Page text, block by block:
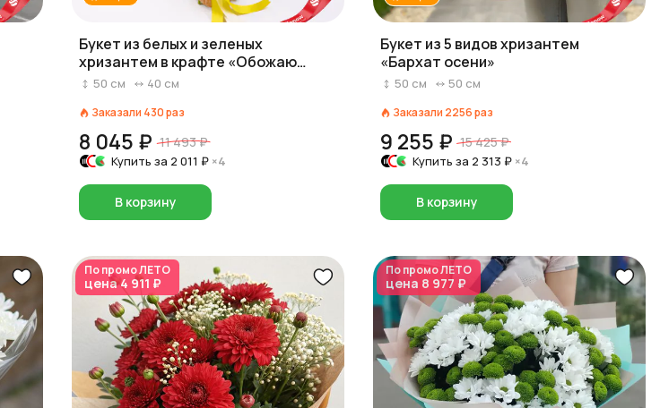
Букет из белых и зеленых
хризантем в крафте «Обожаю
хризантемы»
50 см 40 см
Заказали 430раз
8 045 ₽ 11 493 ₽
Купить за 2 011 ₽ ×4
В корзину
Букет из 5 видов хризантем
«Бархат осени»
50 см 50 см
Заказали 2256раз
9 255 ₽ 15 425 ₽
Купить за 2 313 ₽ ×4
В корзину
По промоЛЕТО
цена4 911 ₽
По промоЛЕТО
цена 8 977 ₽